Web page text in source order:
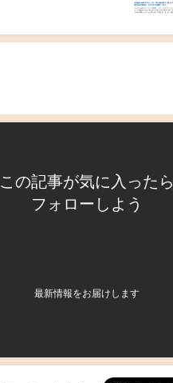
この記事が気に入ったら
フォローしよう
最新情報をお届けします